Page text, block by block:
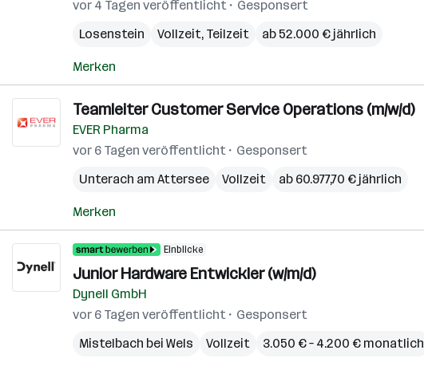
vor 4 Tagen veröffentlicht
Gesponsert
Losenstein
Vollzeit, Teilzeit ab 52.000 € jährlich
Merken
Teamleiter Customer Service Operations (m/w/d)
EVER Pharma
vor 6 Tagen veröffentlicht
Gesponsert
Unterach am Attersee
Vollzeit ab 60.977,70 € jährlich
Merken
Einblicke
Junior Hardware Entwickler (w/m/d)
Dynell GmbH
vor 6 Tagen veröffentlicht
Gesponsert
Mistelbach bei Wels
Vollzeit 3.050 € – 4.200 € monatlich